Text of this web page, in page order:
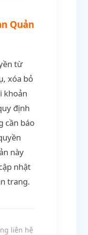
Quản
từ
xóa bỏ
khoản
định
cần báo
này
nhật
trang.
liên hệ